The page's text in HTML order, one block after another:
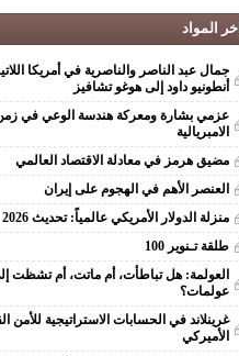
اخر المواد
جمال عبد الناصر والناصرية في أمريكا
أنطونيو داود إلى هوغو تشافيز
عزمي بشارة ومعركة هندسة الوعي في زمن
الامبريالية
مضيق هرمز في معادلة الاقتصاد العالمي
العنصر الأهم في الهجوم على إيران
منزلة الدولار الأمريكي عالمياً: تحديث 2026
طلقة تـنوير 100
العولمة: هل تباطأت، أم ماتت، أم تشظت
عولمات؟
غرينلاند في الحسابات الاستراتيجية للأمن
الأميركي